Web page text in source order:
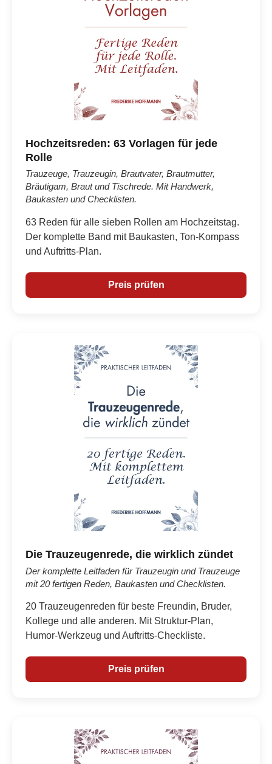
Hochzeitsreden: 63 Vorlagen für jede
Rolle
Trauzeuge, Trauzeugin, Brautvater, Brautmutter,
Bräutigam, Braut und Tischrede. Mit Handwerk,
Baukasten und Checklisten.
63 Reden für alle sieben Rollen am Hochzeitstag.
Der komplette Band mit Baukasten, Ton-Kompass
und Auftritts-Plan.
Preis prüfen
Die Trauzeugenrede, die wirklich zündet
Der komplette Leitfaden für Trauzeugin und Trauzeuge
mit 20 fertigen Reden, Baukasten und Checklisten.
20 Trauzeugenreden für beste Freundin, Bruder,
Kollege und alle anderen. Mit Struktur-Plan,
Humor-Werkzeug und Auftritts-Checkliste.
Preis prüfen